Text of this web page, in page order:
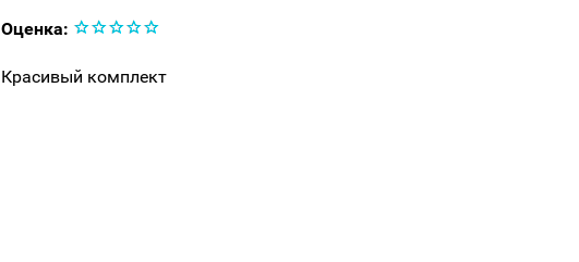
Оценка:
Красивый комплект